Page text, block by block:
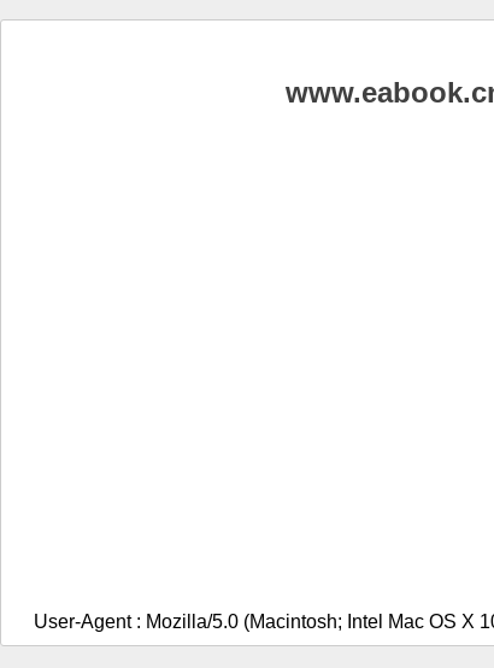
User-Agent : Mozilla/5.0 (Macintosh; Intel Mac OS X